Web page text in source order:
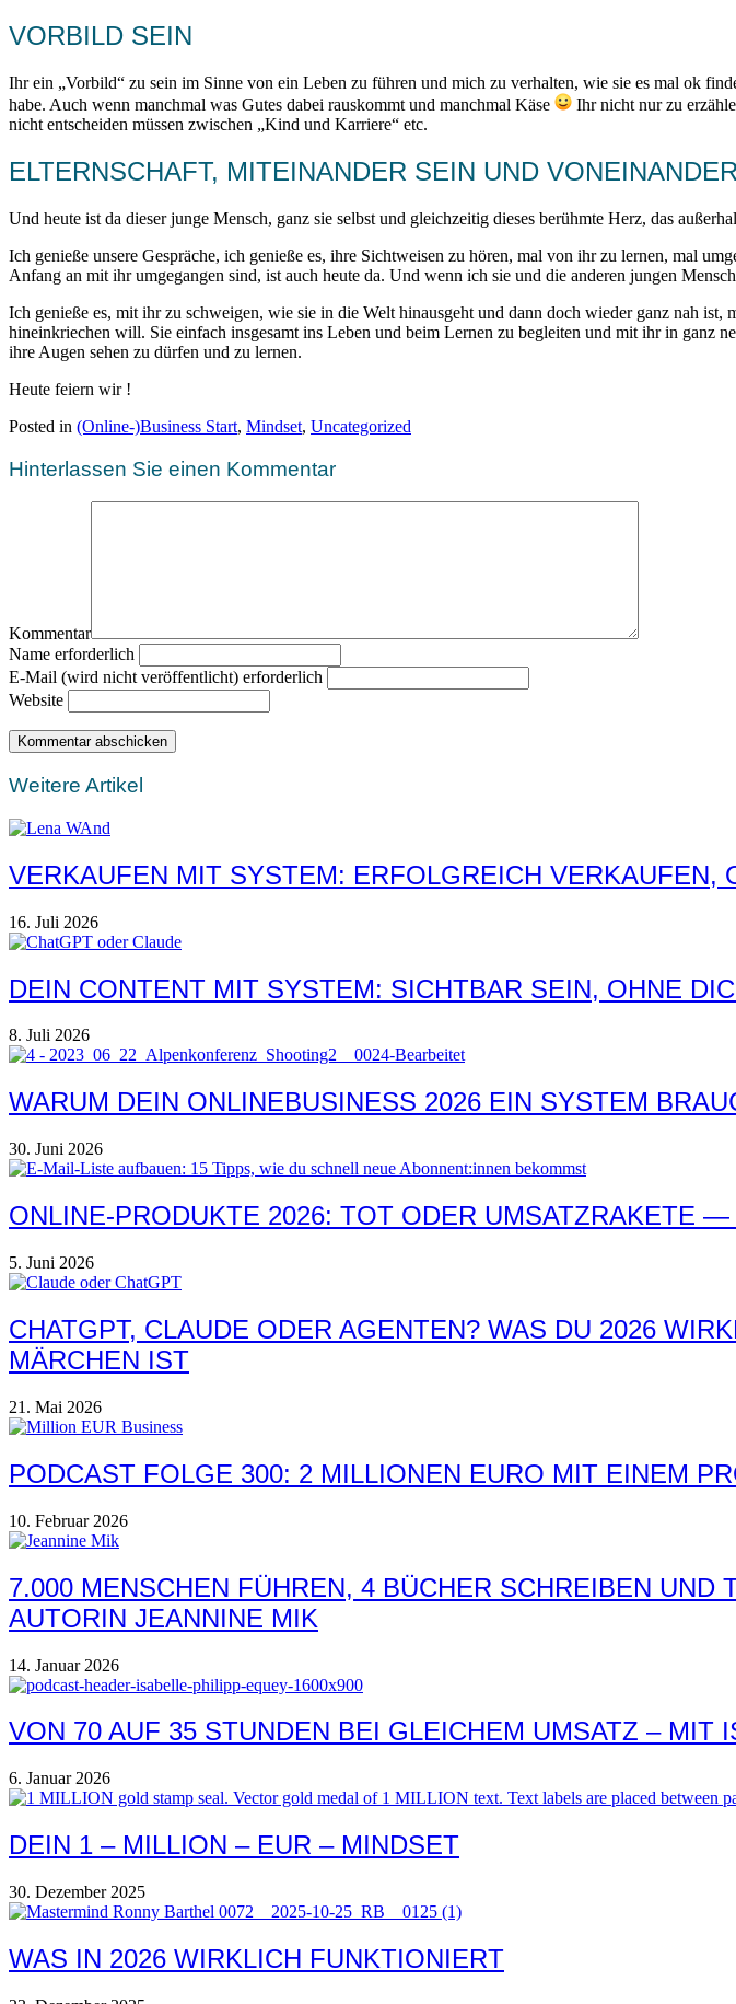
VORBILD SEIN
Ihr ein „Vorbild“ zu sein im Sinne von ein Leben zu führen und mich zu verhalten, wie sie es mal ok
habe. Auch wenn manchmal was Gutes dabei rauskommt und manchmal Käse
Ihr nicht nur zu
nicht entscheiden müssen zwischen „Kind und Karriere“ etc.
ELTERNSCHAFT, MITEINANDER SEIN UND
Und heute ist da dieser junge Mensch, ganz sie selbst und gleichzeitig dieses berühmte Herz, das
Ich genieße unsere Gespräche, ich genieße es, ihre Sichtweisen zu hören, mal von ihr zu lernen, mal
Anfang an mit ihr umgegangen sind, ist auch heute da. Und wenn ich sie und die anderen jungen
Ich genieße es, mit ihr zu schweigen, wie sie in die Welt hinausgeht und dann doch wieder ganz nah
hineinkriechen will. Sie einfach insgesamt ins Leben und beim Lernen zu begleiten und mit ihr in ganz
ihre Augen sehen zu dürfen und zu lernen.
Heute feiern wir !
Posted in (Online-)Business Start, Mindset, Uncategorized
Hinterlassen Sie einen Kommentar
Kommentar
Name erforderlich
E-Mail (wird nicht veröffentlicht) erforderlich
Website
Weitere Artikel
VERKAUFEN MIT SYSTEM: ERFOLGREICH VERKAUFEN,
16. Juli 2026
DEIN CONTENT MIT SYSTEM: SICHTBAR SEIN, OHNE
8. Juli 2026
WARUM DEIN ONLINEBUSINESS 2026 EIN SYSTEM
30. Juni 2026
ONLINE-PRODUKTE 2026: TOT ODER UMSATZRAKETE
5. Juni 2026
CHATGPT, CLAUDE ODER AGENTEN? WAS DU 2026
MÄRCHEN IST
21. Mai 2026
PODCAST FOLGE 300: 2 MILLIONEN EURO MIT EINEM
10. Februar 2026
7.000 MENSCHEN FÜHREN, 4 BÜCHER SCHREIBEN
AUTORIN JEANNINE MIK
14. Januar 2026
VON 70 AUF 35 STUNDEN BEI GLEICHEM UMSATZ – MIT
6. Januar 2026
DEIN 1 – MILLION – EUR – MINDSET
30. Dezember 2025
WAS IN 2026 WIRKLICH FUNKTIONIERT